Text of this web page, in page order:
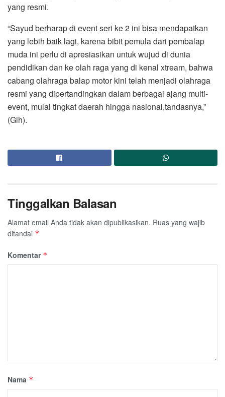
yang resmi.
“Sayud berharap di event seri ke 2 ini bisa mendapatkan
yang lebih baik lagi, karena bibit pemula dari pembalap
muda ini perlu di apresiasikan untuk wujud di dunia
pendidikan dan ke olah raga yang di kenal xtream, bahwa
cabang olahraga balap motor kini telah menjadi olahraga
resmi yang dipertandingkan dalam berbagai ajang multi-
event, mulai tingkat daerah hingga nasional,tandasnya,”
(Gih).
Tinggalkan Balasan
Alamat email Anda tidak akan dipublikasikan. Ruas yang wajib
ditandai *
Komentar *
Nama *